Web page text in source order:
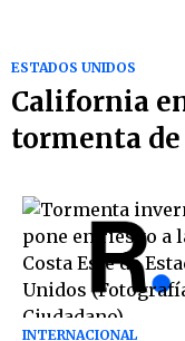
ESTADOS UNIDOS
California
tormenta
INTERNACIONAL